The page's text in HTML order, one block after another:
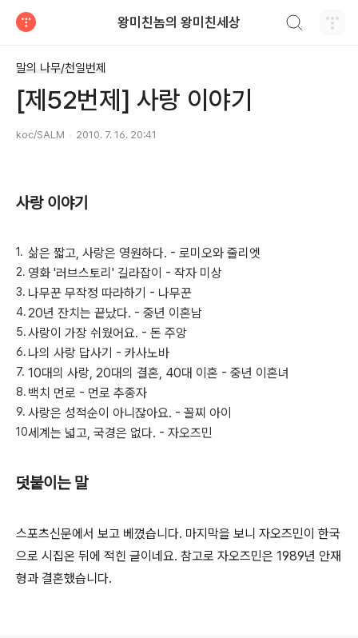
왕미친놈의 왕미친세상
말의 나무/천일번제
[제52번제] 사랑 이야기
koc/SALM 2010. 7. 16. 20:41
사랑 이야기
삶은 짧고, 사랑은 영원하다. - 로미오와 줄리엣
영화 '러브스토리' 길라잡이 - 작자 미상
나무꾼 무작정 따라하기 - 나무꾼
20년 잔치는 끝났다. - 중년 이혼남
사랑이 가장 쉬웠어요. - 돈 주앙
나의 사랑 답사기 - 카사노바
10대의 사랑, 20대의 결혼, 40대 이혼 - 중년 이혼녀
백치 먼로 - 먼로 추종자
사랑은 성적순이 아니잖아요. - 꼴찌 아이
세계는 넓고, 국경은 없다. - 자오즈민
덧붙이는 말
스포츠신문에서 보고 베꼈습니다. 마지막을 보니 자오즈민이 한국
으로 시집온 뒤에 적힌 글이네요. 참고로 자오즈민은 1989년 안재
형과 결혼했습니다.